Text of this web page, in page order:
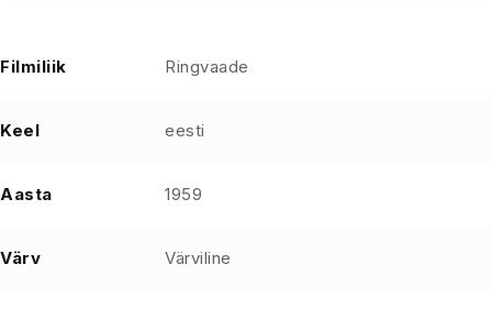
Filmiliik Ringvaade
Keel eesti
Aasta 1959
Värv Värviline